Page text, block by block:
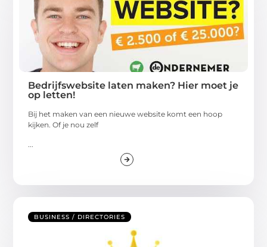
Bedrijfswebsite laten maken? Hier moet je
op letten!
Bij het maken van een nieuwe website komt een hoop
kijken. Of je nou zelf
BUSINESS / DIRECTORIES